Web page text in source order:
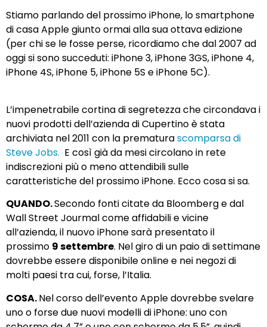
Stiamo parlando del prossimo iPhone, lo smartphone
di casa Apple giunto ormai alla sua ottava edizione
(per chi se le fosse perse, ricordiamo che dal 2007 ad
oggi si sono succeduti: iPhone 3, iPhone 3GS, iPhone 4,
iPhone 4S, iPhone 5, iPhone 5S e iPhone 5C).
L’impenetrabile cortina di segretezza che circondava i
nuovi prodotti dell’azienda di Cupertino è stata
archiviata nel 2011 con la prematurascomparsa di
Steve Jobs. E così già da mesi circolano in rete
indiscrezioni più o meno attendibili sulle
caratteristiche del prossimo iPhone. Ecco cosa si sa.
QUANDO.Secondo fonti citate da Bloomberg e dal
Wall Street Jourmal come affidabili e vicine
all’azienda, il nuovo iPhone sarà presentato il
prossimo 9 settembre. Nel giro di un paio di settimane
dovrebbe essere disponibile online e nei negozi di
molti paesi tra cui, forse, l’Italia.
COSA.Nel corso dell’evento Apple dovrebbe svelare
uno o forse due nuovi modelli di iPhone: uno con